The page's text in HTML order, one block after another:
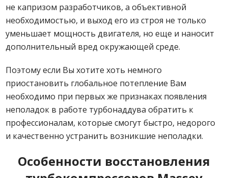
не капризом разработчиков, а объективной
необходимостью, и выход его из строя не только
уменьшает мощность двигателя, но еще и наносит
дополнительный вред окружающей среде.
Поэтому если Вы хотите хоть немного
приостановить глобальное потепление Вам
необходимо при первых же признаках появления
неполадок в работе турбонаддува обратить к
профессионалам, которые смогут быстро, недорого
и качественно устранить возникшие неполадки.
Особенности восстановления